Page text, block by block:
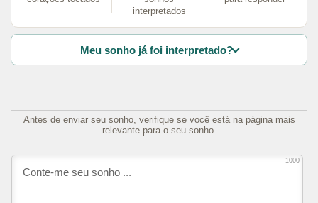
interpretados
Meu sonho já foi interpretado?
Antes de enviar seu sonho, verifique se você está na página mais
relevante para o seu sonho.
1000